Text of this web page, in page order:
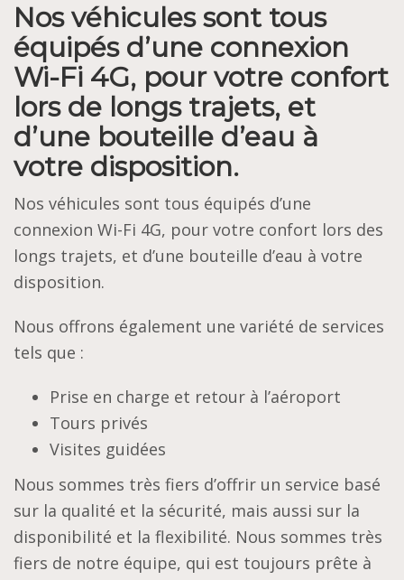
Nos véhicules sont tous
équipés d’une connexion
Wi-Fi 4G, pour votre confort
lors de longs trajets, et
d’une bouteille d’eau à
votre disposition.
Nos véhicules sont tous équipés d’une
connexion Wi-Fi 4G, pour votre confort lors des
longs trajets, et d’une bouteille d’eau à votre
disposition.
Nous offrons également une variété de services
tels que :
Prise en charge et retour à l’aéroport
Tours privés
Visites guidées
Nous sommes très fiers d’offrir un service basé
sur la qualité et la sécurité, mais aussi sur la
disponibilité et la flexibilité. Nous sommes très
fiers de notre équipe, qui est toujours prête à